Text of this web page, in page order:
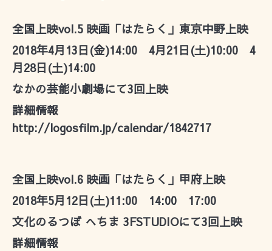
全国上映vol.5 映画「はたらく」東京中野上映
2018年4月13日(金)14:00 4月21日(土)10:00 4
月28日(土)14:00
なかの芸能小劇場にて3回上映
詳細情報
http://logosfilm.jp/calendar/1842717
全国上映vol.6 映画「はたらく」甲府上映
2018年5月12日(土)11:00 14:00 17:00
文化のるつぼ へちま 3FSTUDIOにて3回上映
詳細情報